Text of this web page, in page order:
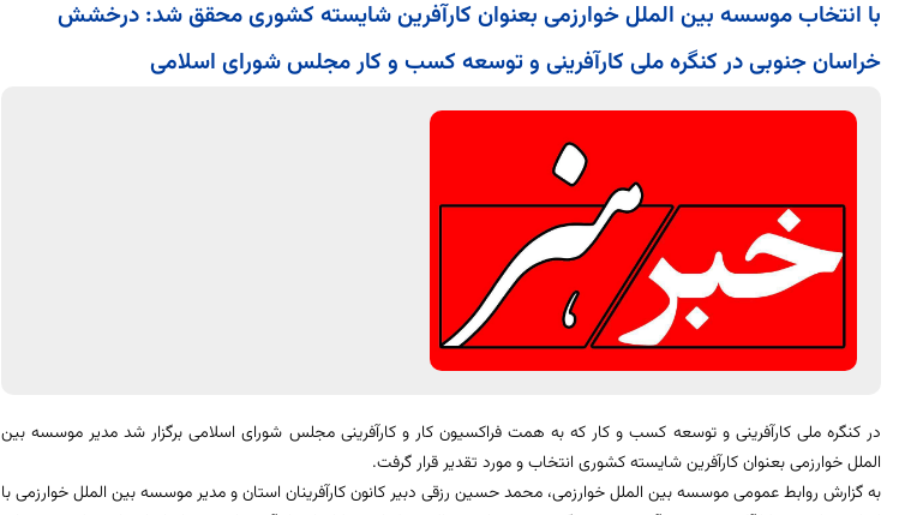
با انتخاب موسسه بین الملل خوارزمی بعنوان کارآفرین شایسته کشوری محقق شد: درخشش
خراسان جنوبی در کنگره ملی کارآفرینی و توسعه کسب و کار مجلس شورای اسلامی
در کنگره ملی کارآفرینی و توسعه کسب و کار که به همت فراکسیون کار و کارآفرینی مجلس شورای اسلامی برگزار شد مدیر موسسه بین
الملل خوارزمی بعنوان کارآفرین شایسته کشوری انتخاب و مورد تقدیر قرار گرفت.
به گزارش روابط عمومی موسسه بین الملل خوارزمی، محمد حسین رزقی دبیر کانون کارآفرینان استان و مدیر موسسه بین الملل خوارزمی با